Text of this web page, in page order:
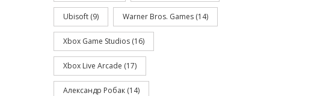
Ubisoft (9) Warner Bros. Games (14)
Xbox Game Studios (16)
Xbox Live Arcade (17)
Александр Робак (14)